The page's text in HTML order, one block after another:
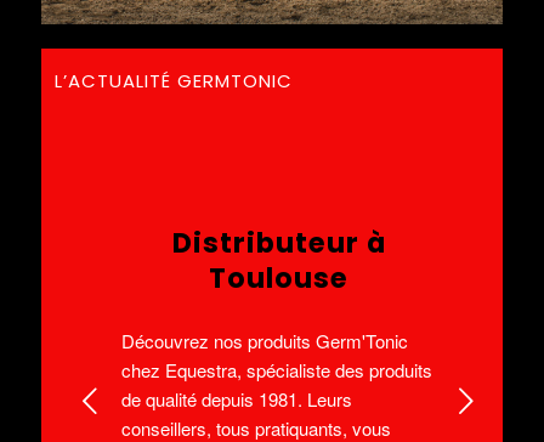
L’ACTUALITÉ GERMTONIC
Distributeur à
Toulouse
Découvrez nos produits Germ'Tonic
chez Equestra, spécialiste des produits
de qualité depuis 1981. Leurs
conseillers, tous pratiquants, vous
Suivant